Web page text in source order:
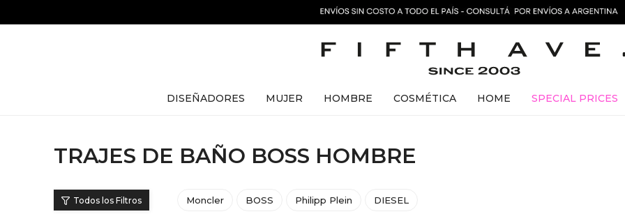
DISEÑADORES MUJER HOMBRE COSMÉTICA HOME SPECIAL PRICES
TRAJES DE BAÑO BOSS HOMBRE
Moncler BOSS Philipp Plein DIESEL